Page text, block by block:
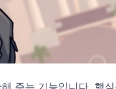
주는 기능입니다. 핵